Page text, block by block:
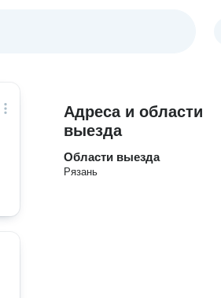
Адреса и области
выезда
Области выезда
Рязань